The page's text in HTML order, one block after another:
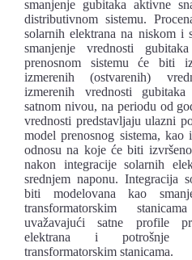
smanjenje gubitaka aktivne
distributivnom sistemu.
solarnih elektrana na niskom i
smanjenje vrednosti
prenosnom sistemu će biti
izmerenih (ostvarenih)
izmerenih vrednosti
satnom nivou, na periodu od
vrednosti predstavljaju ulazni
model prenosnog sistema, kao
odnosu na koje će biti
nakon integracije solarnih
srednjem naponu. Integracija
biti modelovana kao
transformatorskim
uvažavajući satne profile
elektrana i potrošnje
transformatorskim stanicama.